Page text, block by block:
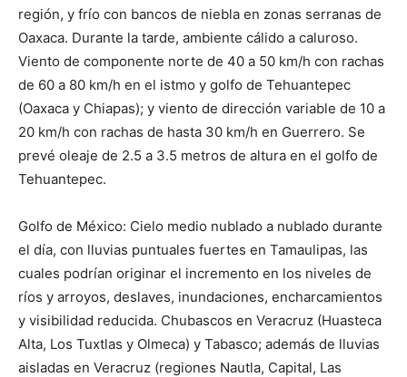
región, y frío con bancos de niebla en zonas serranas de
Oaxaca. Durante la tarde, ambiente cálido a caluroso.
Viento de componente norte de 40 a 50 km/h con rachas
de 60 a 80 km/h en el istmo y golfo de Tehuantepec
(Oaxaca y Chiapas); y viento de dirección variable de 10 a
20 km/h con rachas de hasta 30 km/h en Guerrero. Se
prevé oleaje de 2.5 a 3.5 metros de altura en el golfo de
Tehuantepec.
Golfo de México: Cielo medio nublado a nublado durante
el día, con lluvias puntuales fuertes en Tamaulipas, las
cuales podrían originar el incremento en los niveles de
ríos y arroyos, deslaves, inundaciones, encharcamientos
y visibilidad reducida. Chubascos en Veracruz (Huasteca
Alta, Los Tuxtlas y Olmeca) y Tabasco; además de lluvias
aisladas en Veracruz (regiones Nautla, Capital, Las